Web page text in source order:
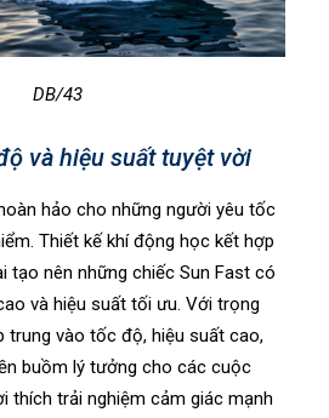
DB/43
và hiệu suất tuyệt vời
hảo cho những người yêu tốc
Thiết kế khí động học kết hợp
tạo nên những chiếc Sun Fast có
và hiệu suất tối ưu. Với trọng
trung vào tốc độ, hiệu suất cao,
buồm lý tưởng cho các cuộc
thích trải nghiệm cảm giác mạnh